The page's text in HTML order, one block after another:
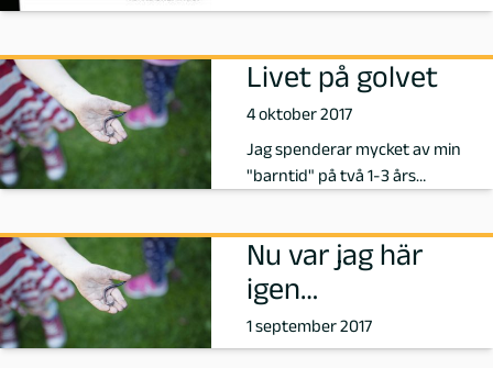
Livet på golvet
4 oktober 2017
Jag spenderar mycket av min
"barntid" på två 1-3 års
Nu var jag här
igen…
1 september 2017